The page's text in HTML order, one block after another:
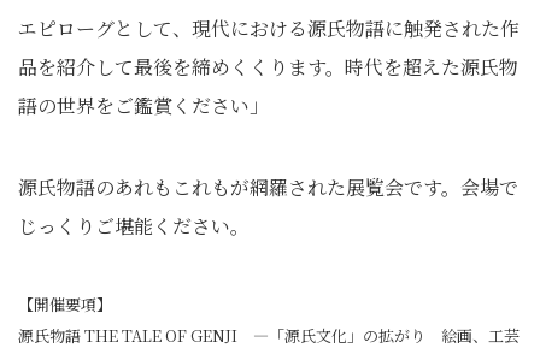
エピローグとして、現代における源氏物語に触発された作
品を紹介して最後を締めくくります。時代を超えた源氏物
語の世界をご鑑賞ください」
源氏物語のあれもこれもが網羅された展覧会です。会場で
じっくりご堪能ください。
【開催要項】
源氏物語 THE TALE OF GENJI ―「源氏文化」の拡がり 絵画、工芸